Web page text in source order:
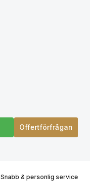
Offertförfrågan
Snabb & personlig service